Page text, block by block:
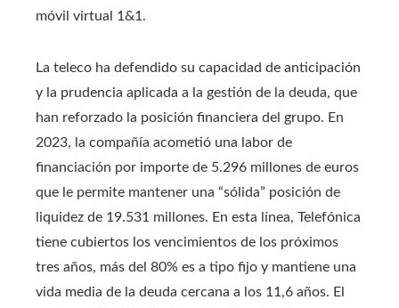
móvil virtual 1&1.
La teleco ha defendido su capacidad de anticipación
y la prudencia aplicada a la gestión de la deuda, que
han reforzado la posición financiera del grupo. En
2023, la compañía acometió una labor de
financiación por importe de 5.296 millones de euros
que le permite mantener una “sólida” posición de
liquidez de 19.531 millones. En esta línea, Telefónica
tiene cubiertos los vencimientos de los próximos
tres años, más del 80% es a tipo fijo y mantiene una
vida media de la deuda cercana a los 11,6 años. El